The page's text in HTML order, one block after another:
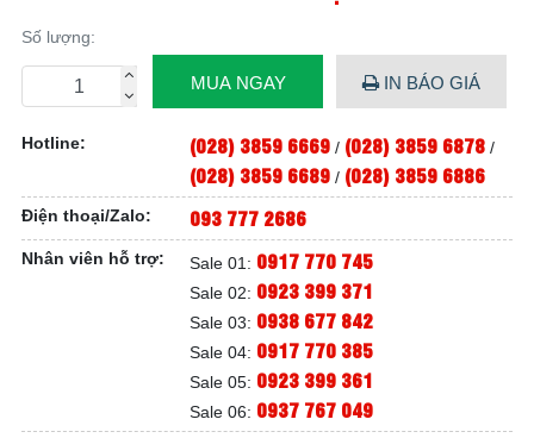
Số lượng:
MUA NGAY IN BÁO GIÁ
Hotline: (028) 3859 6669 / (028) 3859 6878 /
(028) 3859 6689 / (028) 3859 6886
Điện thoại/Zalo: 093 777 2686
Nhân viên hỗ trợ: Sale 01: 0917 770 745
Sale 02: 0923 399 371
Sale 03: 0938 677 842
Sale 04: 0917 770 385
Sale 05: 0923 399 361
Sale 06: 0937 767 049